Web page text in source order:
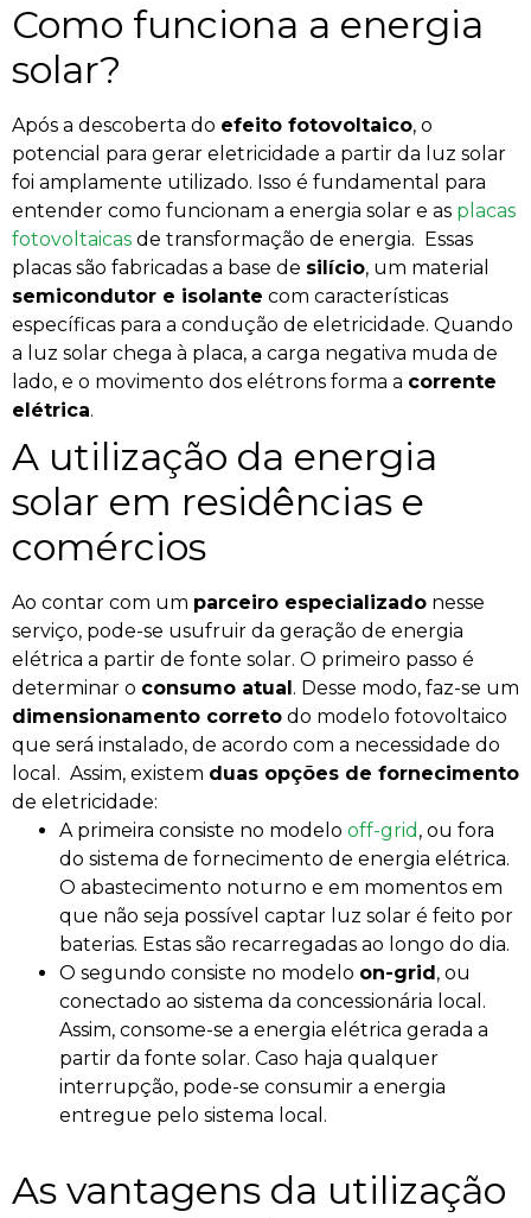
Como funciona a energia
solar?
Após a descoberta do efeito fotovoltaico, o
potencial para gerar eletricidade a partir da luz solar
foi amplamente utilizado. Isso é fundamental para
entender como funcionam a energia solar e as placas
fotovoltaicas de transformação de energia. Essas
placas são fabricadas a base de silício, um material
semicondutor e isolante com características
específicas para a condução de eletricidade. Quando
a luz solar chega à placa, a carga negativa muda de
lado, e o movimento dos elétrons forma a corrente
elétrica.
A utilização da energia
solar em residências e
comércios
Ao contar com um parceiro especializado nesse
serviço, pode-se usufruir da geração de energia
elétrica a partir de fonte solar. O primeiro passo é
determinar o consumo atual. Desse modo, faz-se um
dimensionamento correto do modelo fotovoltaico
que será instalado, de acordo com a necessidade do
local. Assim, existem duas opções de fornecimento
de eletricidade:
A primeira consiste no modelo off-grid , ou fora
do sistema de fornecimento de energia elétrica.
O abastecimento noturno e em momentos em
que não seja possível captar luz solar é feito por
baterias. Estas são recarregadas ao longo do dia.
O segundo consiste no modelo on-grid, ou
conectado ao sistema da concessionária local.
Assim, consome-se a energia elétrica gerada a
partir da fonte solar. Caso haja qualquer
interrupção, pode-se consumir a energia
entregue pelo sistema local.
As vantagens da utilização